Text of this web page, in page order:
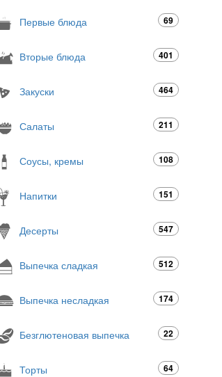
Первые блюда 69
Вторые блюда 401
Закуски 464
Салаты 211
Соусы, кремы 108
Напитки 151
Десерты 547
Выпечка сладкая 512
Выпечка несладкая 174
Безглютеновая выпечка 22
Торты 64